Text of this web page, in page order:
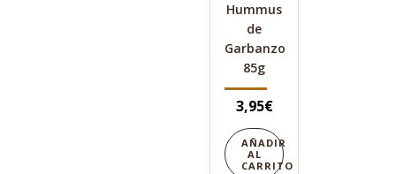
Hummus
de
Garbanzo
85g
3,95€
AÑADIR
AL
CARRITO